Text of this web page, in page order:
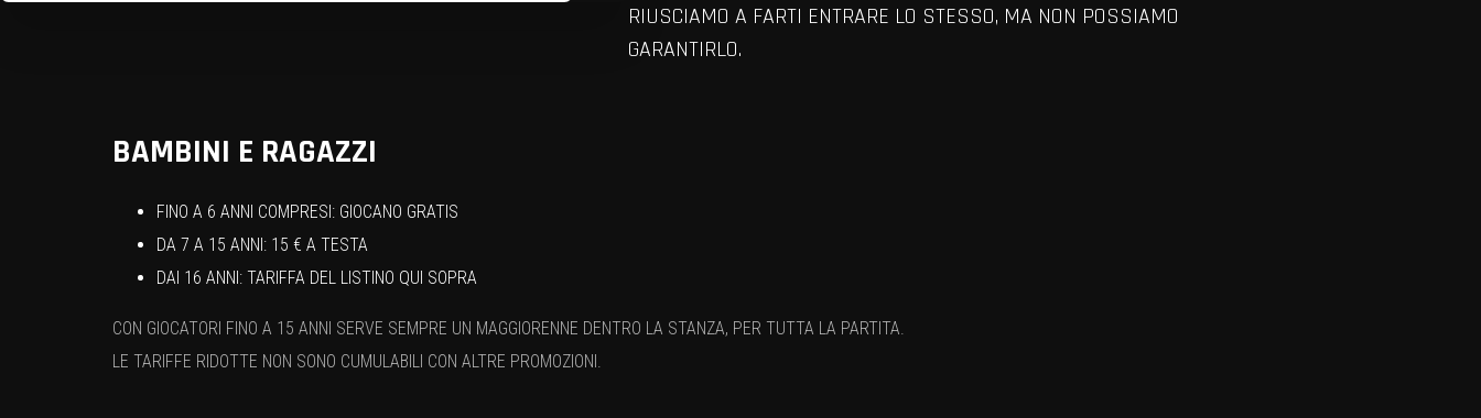
RIUSCIAMO A FARTI ENTRARE LO STESSO, MA NON POSSIAMO
GARANTIRLO.
BAMBINI E RAGAZZI
FINO A 6 ANNI COMPRESI: GIOCANO GRATIS
DA 7 A 15 ANNI: 15 € A TESTA
DAI 16 ANNI: TARIFFA DEL LISTINO QUI SOPRA
CON GIOCATORI FINO A 15 ANNI SERVE SEMPRE UN MAGGIORENNE DENTRO LA STANZA, PER TUTTA LA PARTITA.
LE TARIFFE RIDOTTE NON SONO CUMULABILI CON ALTRE PROMOZIONI.